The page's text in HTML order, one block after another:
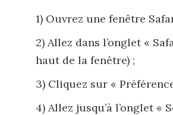
1) Ouvrez une fenêtre
2) Allez dans l’onglet «
haut de la fenêtre) ;
3) Cliquez sur «
4) Allez jusqu’à l’onglet «